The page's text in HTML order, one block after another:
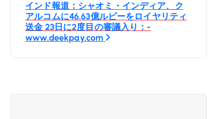
ゲ
ー
ョ
インド報道：シャオミ・インディア、ク
アルコムに46.63億ルピーをロイヤリティ
送金 23日に2度目の審議入り：-
www.deekpay.com